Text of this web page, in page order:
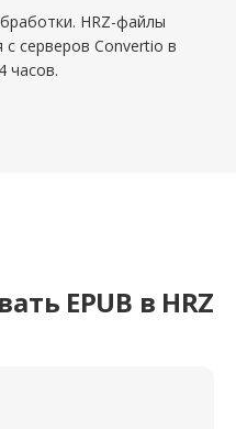
HRZ-файлы
серверов Convertio в
часов.
EPUB в HRZ